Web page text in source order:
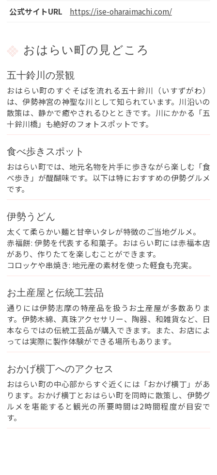
You can see the FAQ as follows.
公式サイトURL https://ise-oharaimachi.com/
おはらい町の見どころ
五十鈴川の景観
おはらい町のすぐそばを流れる五十鈴川（いすずがわ）
は、伊勢神宮の神聖な川として知られています。川沿いの
散策は、静かで癒やされるひとときです。川にかかる「五
十鈴川橋」も絶好のフォトスポットです。
食べ歩きスポット
おはらい町では、地元名物を片手に歩きながら楽しむ「食
べ歩き」が醍醐味です。以下は特におすすめの伊勢グルメ
です。
伊勢うどん
太くて柔らかい麺と甘辛いタレが特徴のご当地グルメ。
赤福餅: 伊勢を代表する和菓子。おはらい町には赤福本店
があり、作りたてを楽しむことができます。
コロッケや串焼き: 地元産の素材を使った軽食も充実。
お土産屋と伝統工芸品
通りには伊勢志摩の特産品を扱うお土産屋が多数ありま
す。伊勢木綿、真珠アクセサリー、陶器、和雑貨など、日
本ならではの伝統工芸品が購入できます。また、お店によ
っては実際に製作体験ができる場所もあります。
おかげ横丁へのアクセス
おはらい町の中心部からすぐ近くには「おかげ横丁」があ
ります。おかげ横丁とおはらい町を同時に散策し、伊勢グ
ルメを堪能すると観光の所要時間は2時間程度が目安で
す。